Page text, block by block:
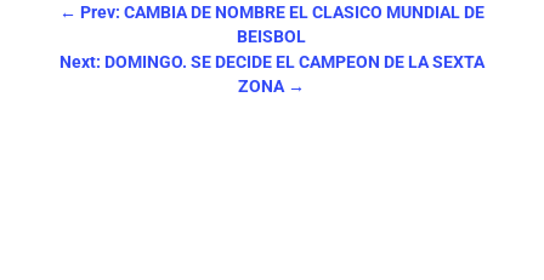
← Prev: CAMBIA DE NOMBRE EL CLASICO MUNDIAL DE
BEISBOL
Next: DOMINGO. SE DECIDE EL CAMPEON DE LA SEXTA
ZONA →